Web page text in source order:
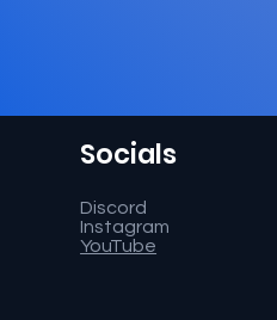
Discord
Instagram
YouTube
Socials